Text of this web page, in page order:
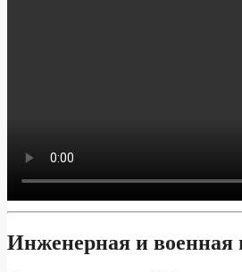
Инженерная и военная